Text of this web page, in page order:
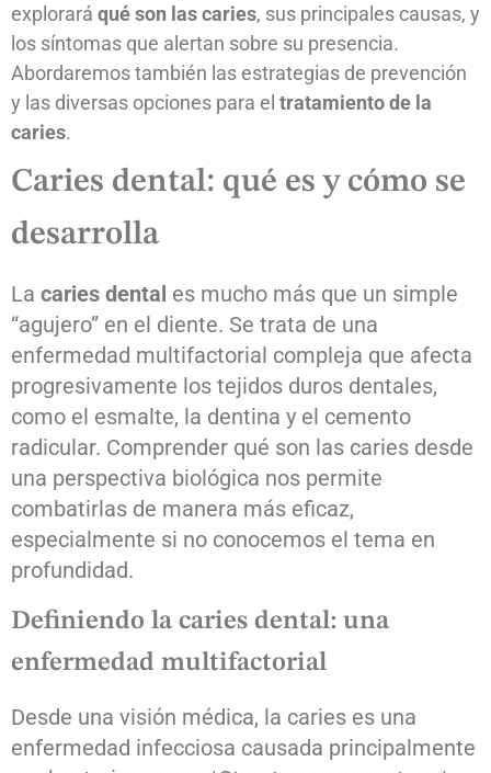
explorará qué son las caries, sus principales causas, y
los síntomas que alertan sobre su presencia.
Abordaremos también las estrategias de prevención
y las diversas opciones para el tratamiento de la
caries.
Caries dental: qué es y cómo se
desarrolla
La caries dental es mucho más que un simple
“agujero” en el diente. Se trata de una
enfermedad multifactorial compleja que afecta
progresivamente los tejidos duros dentales,
como el esmalte, la dentina y el cemento
radicular. Comprender qué son las caries desde
una perspectiva biológica nos permite
combatirlas de manera más eficaz,
especialmente si no conocemos el tema en
profundidad.
Definiendo la caries dental: una
enfermedad multifactorial
Desde una visión médica, la caries es una
enfermedad infecciosa causada principalmente